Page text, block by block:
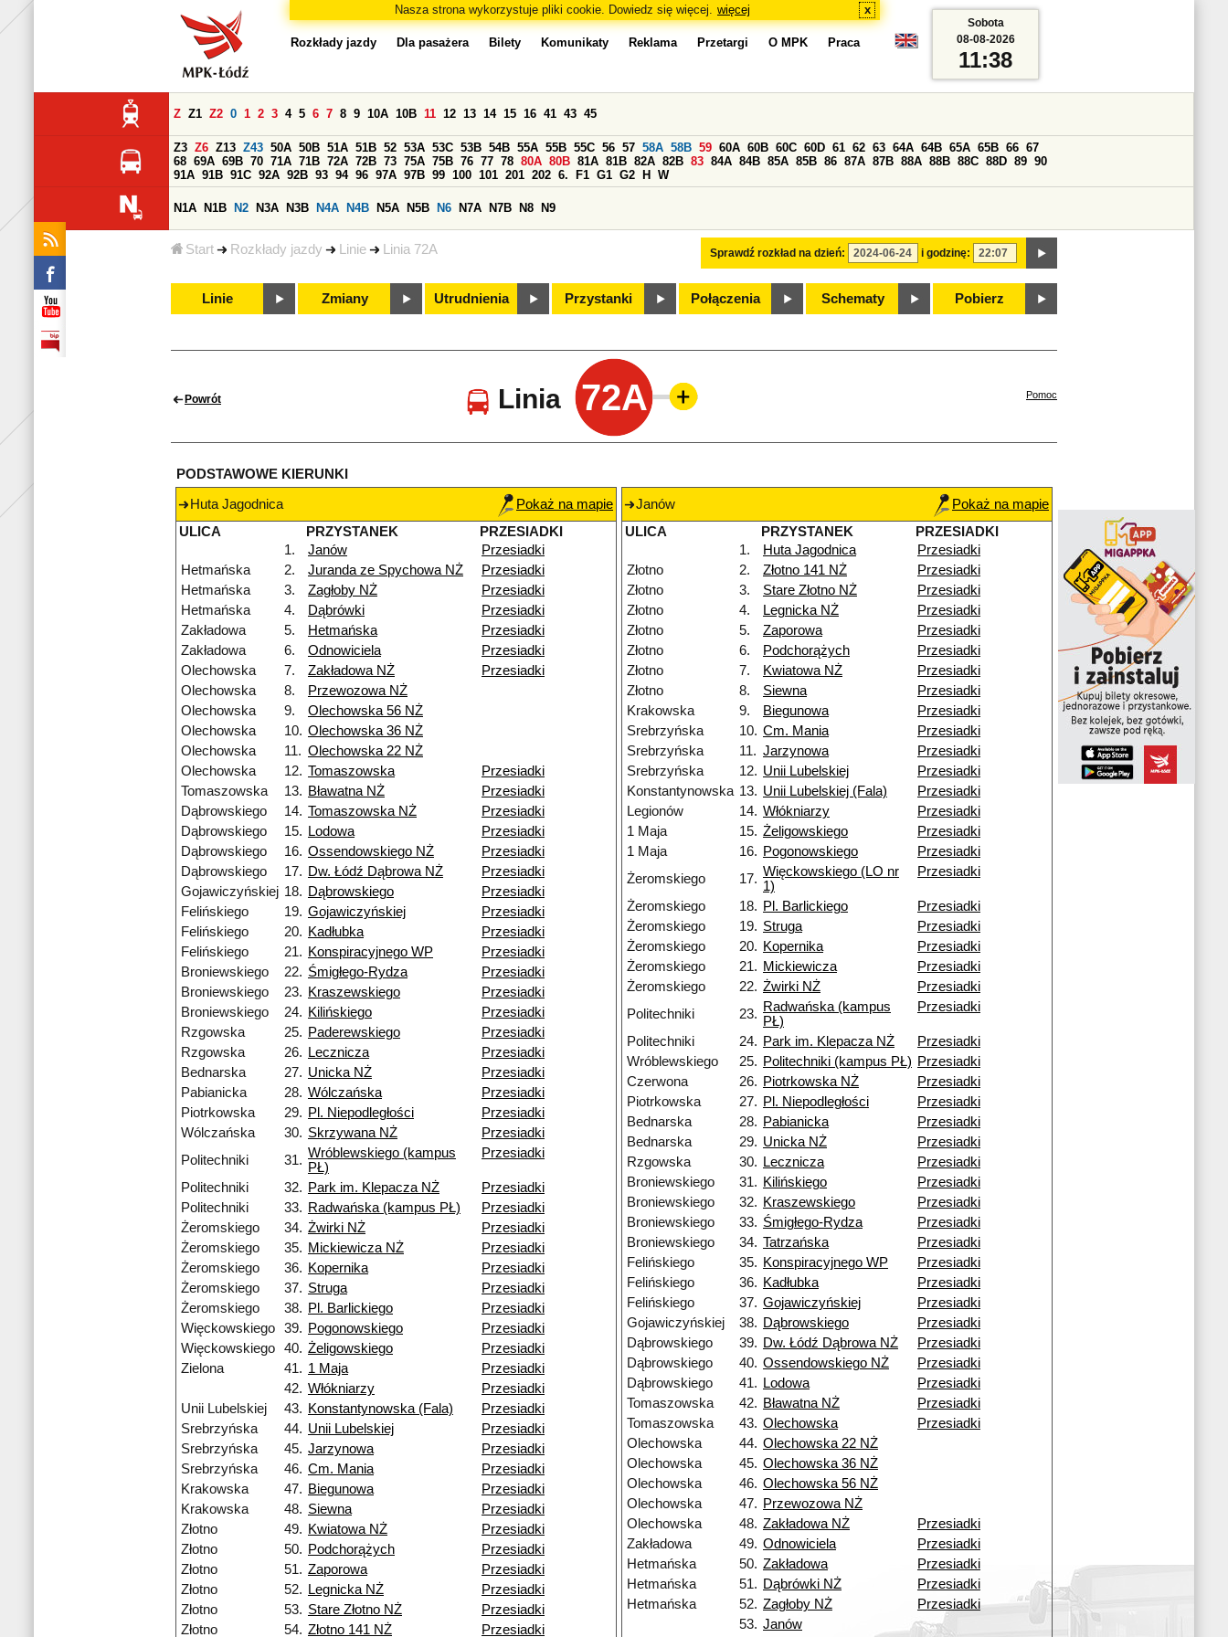
Nasza strona wykorzystuje pliki cookie. Dowiedz się więcej. więcej x
Start Rozkłady jazdy Linie Linia 72A
Rozkłady jazdy Dla pasażera Bilety Komunikaty Reklama Przetargi O MPK Praca
Sprawdź rozkład na dzień: i godzinę:
Z Z1 Z2 0 1 2 3 4 5 6 7 8 9 10A 10B 11 12 13 14 15 16 41 43 45
Z3 Z6 Z13 Z43 50A 50B 51A 51B 52 53A 53C 53B 54B 55A 55B 55C 56 57 58A 58B 59 60A 60B 60C 60D 61 62 63 64A 64B 65A 65B 66 67
68 69A 69B 70 71A 71B 72A 72B 73 75A 75B 76 77 78 80A 80B 81A 81B 82A 82B 83 84A 84B 85A 85B 86 87A 87B 88A 88B 88C 88D 89 90
91A 91B 91C 92A 92B 93 94 96 97A 97B 99 100 101 201 202 6. F1 G1 G2 H W
N1A N1B N2 N3A N3B N4A N4B N5A N5B N6 N7A N7B N8 N9
Linie Zmiany Utrudnienia Przystanki Połączenia Schematy Pobierz
Sobota
08-08-2026
11:38
Powrót Linia 72A Pomoc
PODSTAWOWE KIERUNKI
Huta Jagodnica
Pokaż na mapie
ULICA
PRZYSTANEK
PRZESIADKI
1.
Janów
Przesiadki
Hetmańska
2. Juranda ze Spychowa NŻ
Przesiadki
Hetmańska
3. Zagłoby NŻ
Przesiadki
Hetmańska
4. Dąbrówki
Przesiadki
Zakładowa
5. Hetmańska
Przesiadki
Zakładowa
6. Odnowiciela
Przesiadki
Olechowska
7. Zakładowa NŻ
Przesiadki
Olechowska
8.
Przewozowa NŻ
Olechowska
9.
Olechowska 56 NŻ
Olechowska
10. Olechowska 36 NŻ
Olechowska
11. Olechowska 22 NŻ
Olechowska
12. Tomaszowska
Przesiadki
Tomaszowska
13. Bławatna NŻ
Przesiadki
Dąbrowskiego
14. Tomaszowska NŻ
Przesiadki
Dąbrowskiego
15. Lodowa
Przesiadki
Dąbrowskiego
16. Ossendowskiego NŻ
Przesiadki
Dąbrowskiego
17. Dw. Łódź Dąbrowa NŻ
Przesiadki
Gojawiczyńskiej 18. Dąbrowskiego
Przesiadki
Felińskiego
19. Gojawiczyńskiej
Przesiadki
Felińskiego
20. Kadłubka
Przesiadki
Felińskiego
21. Konspiracyjnego WP
Przesiadki
Broniewskiego
22. Śmigłego-Rydza
Przesiadki
Broniewskiego
23. Kraszewskiego
Przesiadki
Broniewskiego
24. Kilińskiego
Przesiadki
Rzgowska
25. Paderewskiego
Przesiadki
Rzgowska
26. Lecznicza
Przesiadki
Bednarska
27. Unicka NŻ
Przesiadki
Pabianicka
28. Wólczańska
Przesiadki
Piotrkowska
29. Pl. Niepodległości
Przesiadki
Wólczańska
30. Skrzywana NŻ
Przesiadki
Politechniki
31. Wróblewskiego (kampus
PŁ)
Przesiadki
Politechniki 32. Park im. Klepacza NŻ
Przesiadki
Politechniki
33. Radwańska (kampus PŁ)
Przesiadki
Żeromskiego
34. Żwirki NŻ
Przesiadki
Żeromskiego
35. Mickiewicza NŻ
Przesiadki
Żeromskiego
36. Kopernika
Przesiadki
Żeromskiego
37. Struga
Przesiadki
Żeromskiego
38. Pl. Barlickiego
Przesiadki
Więckowskiego
39. Pogonowskiego
Przesiadki
Więckowskiego
40. Żeligowskiego
Przesiadki
Zielona
41. 1 Maja
Przesiadki
42. Włókniarzy
Przesiadki
Unii Lubelskiej
43. Konstantynowska (Fala)
Przesiadki
Srebrzyńska
44. Unii Lubelskiej
Przesiadki
Srebrzyńska
45. Jarzynowa
Przesiadki
Srebrzyńska
46. Cm. Mania
Przesiadki
Krakowska
47. Biegunowa
Przesiadki
Krakowska
48. Siewna
Przesiadki
Złotno
49. Kwiatowa NŻ
Przesiadki
Złotno
50. Podchorążych
Przesiadki
Złotno
51. Zaporowa
Przesiadki
Złotno
52. Legnicka NŻ
Przesiadki
Złotno
53. Stare Złotno NŻ
Przesiadki
Złotno
54. Złotno 141 NŻ Przesiadki
Janów
Pokaż na mapie
ULICA
PRZYSTANEK
PRZESIADKI
1.
Huta Jagodnica
Przesiadki
Złotno
2. Złotno 141 NŻ
Przesiadki
Złotno
3. Stare Złotno NŻ
Przesiadki
Złotno
4. Legnicka NŻ
Przesiadki
Złotno
5. Zaporowa
Przesiadki
Złotno
6. Podchorążych
Przesiadki
Złotno
7. Kwiatowa NŻ
Przesiadki
Złotno
8. Siewna
Przesiadki
Krakowska
9. Biegunowa
Przesiadki
Srebrzyńska
10. Cm. Mania
Przesiadki
Srebrzyńska
11. Jarzynowa
Przesiadki
Srebrzyńska
12. Unii Lubelskiej
Przesiadki
Konstantynowska 13. Unii Lubelskiej (Fala)
Przesiadki
Legionów
14. Włókniarzy
Przesiadki
1 Maja
15. Żeligowskiego
Przesiadki
1 Maja
16. Pogonowskiego
Przesiadki
Żeromskiego
17. Więckowskiego (LO nr
1)
Przesiadki
Żeromskiego 18. Pl. Barlickiego
Przesiadki
Żeromskiego
19. Struga
Przesiadki
Żeromskiego
20. Kopernika
Przesiadki
Żeromskiego
21. Mickiewicza
Przesiadki
Żeromskiego
22. Żwirki NŻ
Przesiadki
Politechniki
23. Radwańska (kampus
PŁ)
Przesiadki
Politechniki 24. Park im. Klepacza NŻ
Przesiadki
Wróblewskiego
25. Politechniki (kampus PŁ) Przesiadki
Czerwona
26. Piotrkowska NŻ
Przesiadki
Piotrkowska
27. Pl. Niepodległości
Przesiadki
Bednarska
28. Pabianicka
Przesiadki
Bednarska
29. Unicka NŻ
Przesiadki
Rzgowska
30. Lecznicza
Przesiadki
Broniewskiego
31. Kilińskiego
Przesiadki
Broniewskiego
32. Kraszewskiego
Przesiadki
Broniewskiego
33. Śmigłego-Rydza
Przesiadki
Broniewskiego
34. Tatrzańska
Przesiadki
Felińskiego
35. Konspiracyjnego WP
Przesiadki
Felińskiego
36. Kadłubka
Przesiadki
Felińskiego
37. Gojawiczyńskiej
Przesiadki
Gojawiczyńskiej
38. Dąbrowskiego
Przesiadki
Dąbrowskiego
39. Dw. Łódź Dąbrowa NŻ
Przesiadki
Dąbrowskiego
40. Ossendowskiego NŻ
Przesiadki
Dąbrowskiego
41. Lodowa
Przesiadki
Tomaszowska
42. Bławatna NŻ
Przesiadki
Tomaszowska
43. Olechowska
Przesiadki
Olechowska
44. Olechowska 22 NŻ
Olechowska
45. Olechowska 36 NŻ
Olechowska
46. Olechowska 56 NŻ
Olechowska
47. Przewozowa NŻ
Olechowska
48. Zakładowa NŻ
Przesiadki
Zakładowa
49. Odnowiciela
Przesiadki
Hetmańska
50. Zakładowa
Przesiadki
Hetmańska
51. Dąbrówki NŻ
Przesiadki
Hetmańska
52. Zagłoby NŻ
Przesiadki
53. Janów